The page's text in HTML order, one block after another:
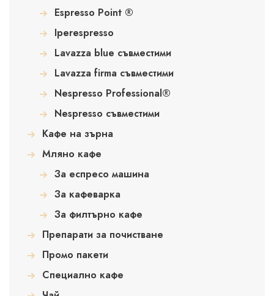
Espresso Point ®
Iperespresso
Lavazza blue съвместими
Lavazza firma съвместими
Nespresso Professional®
Nespresso съвместими
Кафе на зърна
Мляно кафе
За еспресо машина
За кафеварка
За филтърно кафе
Препарати за почистване
Промо пакети
Специално кафе